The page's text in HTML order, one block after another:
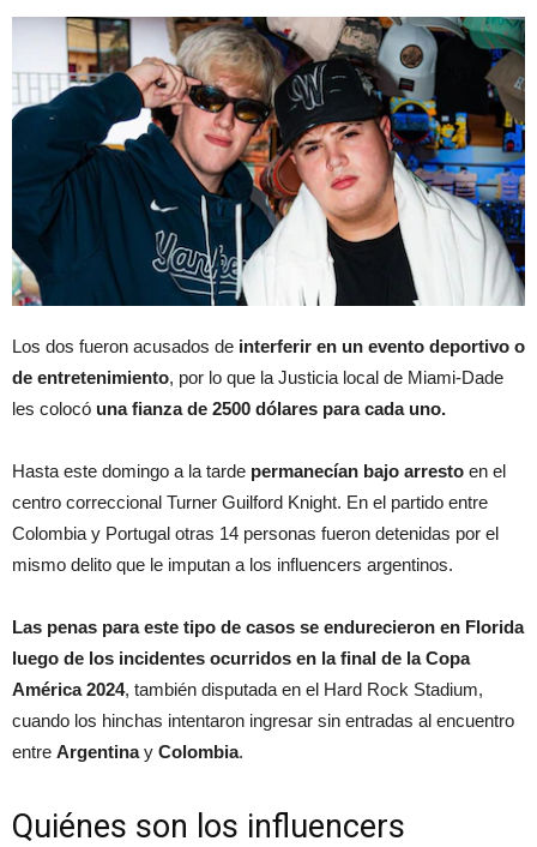
Los dos fueron acusados de interferir en un evento deportivo o
de entretenimiento, por lo que la Justicia local de Miami-Dade
les colocó una fianza de 2500 dólares para cada uno.
Hasta este domingo a la tarde permanecían bajo arresto en el
centro correccional Turner Guilford Knight. En el partido entre
Colombia y Portugal otras 14 personas fueron detenidas por el
mismo delito que le imputan a los influencers argentinos.
Las penas para este tipo de casos se endurecieron en Florida
luego de los incidentes ocurridos en la final de la Copa
América 2024, también disputada en el Hard Rock Stadium,
cuando los hinchas intentaron ingresar sin entradas al encuentro
entre Argentinay Colombia.
Quiénes son los influencers